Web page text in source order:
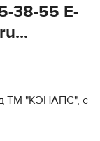
38-55 E-
ТМ "КЭНАПС", с